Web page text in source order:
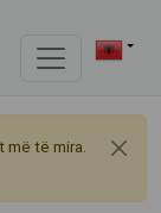
të mira.